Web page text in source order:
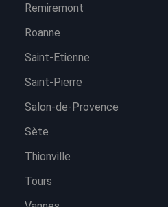
Remiremont
Roanne
Saint-Etienne
Saint-Pierre
Salon-de-Provence
Sète
Thionville
Tours